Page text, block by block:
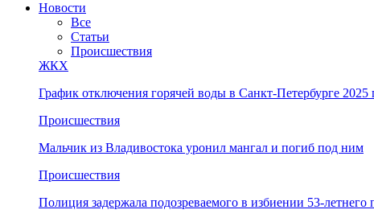
Новости
Все
Статьи
Происшествия
ЖКХ
График отключения горячей воды в Санкт-Петербурге 2025
Происшествия
Мальчик из Владивостока уронил мангал и погиб под ним
Происшествия
Полиция задержала подозреваемого в избиении 53-летнего